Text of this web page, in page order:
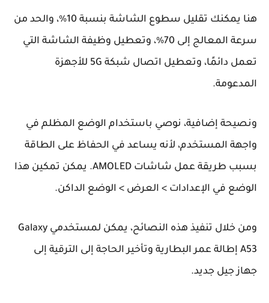
هنا يمكنك تقليل سطوع الشاشة بنسبة 10%، والحد من
سرعة المعالج إلى 70%، وتعطيل وظيفة الشاشة التي
تعمل دائمًا، وتعطيل اتصال شبكة 5G للأجهزة
المدعومة.
ونصيحة إضافية، نوصي باستخدام الوضع المظلم في
واجهة المستخدم، لأنه يساعد في الحفاظ على الطاقة
بسبب طريقة عمل شاشات AMOLED. يمكن تمكين هذا
الوضع في الإعدادات > العرض > الوضع الداكن.
ومن خلال تنفيذ هذه النصائح، يمكن لمستخدمي Galaxy
A53 إطالة عمر البطارية وتأخير الحاجة إلى الترقية إلى
جهاز جيل جديد.